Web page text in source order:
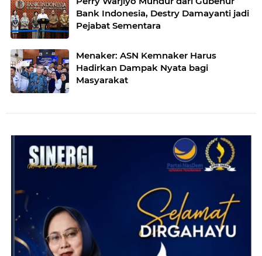
Bank Indonesia, Destry Damayanti jadi
Pejabat Sementara
Menaker: ASN Kemnaker Harus
Hadirkan Dampak Nyata bagi
Masyarakat